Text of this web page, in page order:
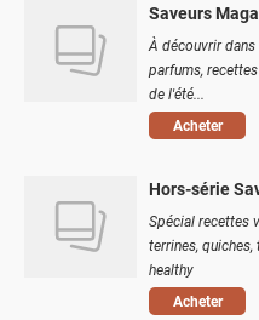
Saveurs
À découvrir
parfums,
de l'été...
Acheter
Hors-série
Spécial recettes
terrines,
healthy
Acheter